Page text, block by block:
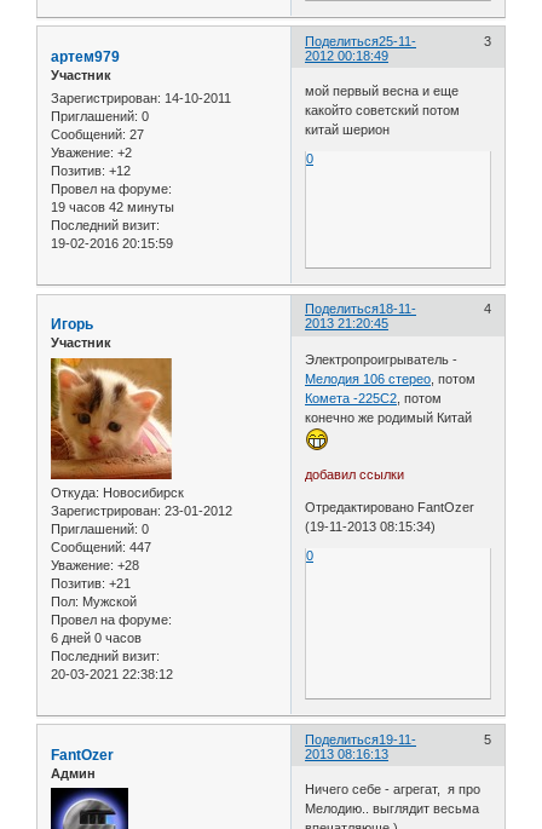
Поделиться 3
25-11-
2012 00:18:49
артем979
Участник
Зарегистрирован: 14-10-2011
Приглашений: 0
Сообщений: 27
Уважение: +2
Позитив: +12
Провел на форуме:
19 часов 42 минуты
Последний визит:
19-02-2016 20:15:59
мой первый весна и еще
какойто советский потом
китай шерион
0
Поделиться 4
18-11-
2013 21:20:45
Игорь
Участник
Откуда: Новосибирск
Зарегистрирован: 23-01-2012
Приглашений: 0
Сообщений: 447
Уважение: +28
Позитив: +21
Пол: Мужской
Провел на форуме:
6 дней 0 часов
Последний визит:
20-03-2021 22:38:12
Электропроигрыватель -
Мелодия 106 стерео , потом
Комета -225С2 , потом
конечно же родимый Китай
добавил ссылки
Отредактировано FantOzer
(19-11-2013 08:15:34)
0
Поделиться 5
19-11-
2013 08:16:13
FantOzer
Админ
Ничего себе - агрегат, я про
Мелодию.. выглядит весьма